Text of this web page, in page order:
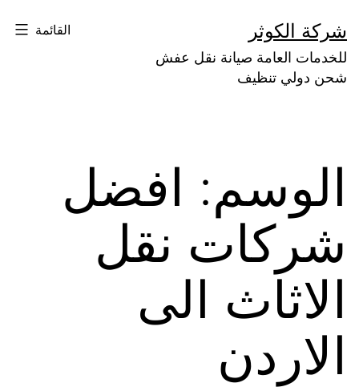
إلى
المحتوى
شركة الكوثر
للخدمات العامة صيانة نقل عفش
شحن دولي تنظيف
القائمة
الوسم: افضل
شركات نقل
الاثاث الى
الاردن